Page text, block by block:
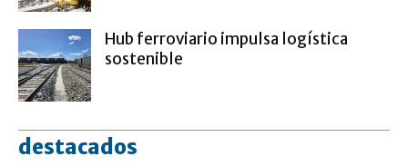
Hub ferroviario impulsa logística
sostenible
destacados